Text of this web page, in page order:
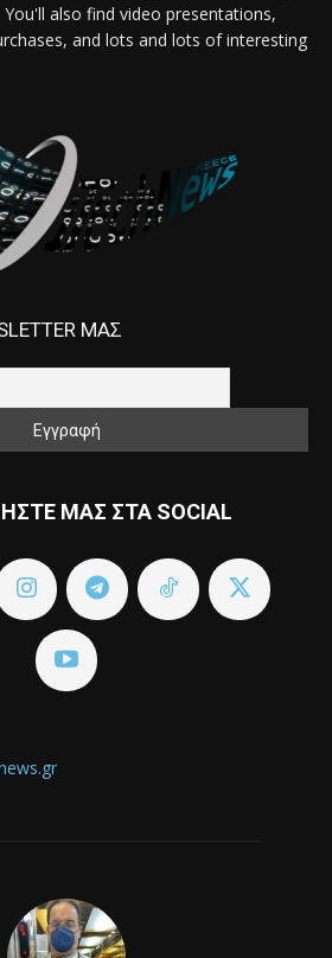
also find video presentations,
and lots and lots of interesting
ΜΑΣ
ΜΑΣ ΣΤΑ SOCIAL